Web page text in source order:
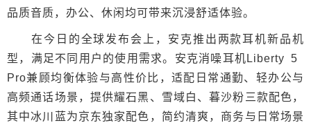
品质音质，办公、休闲均可带来沉浸舒适体验。
在今日的全球发布会上，安克推出两款耳机新品机
型，满足不同用户的使用需求。安克消噪耳机Liberty 5
Pro兼顾均衡体验与高性价比，适配日常通勤、轻办公与
高频通话场景，提供耀石黑、雪域白、暮沙粉三款配色，
其中冰川蓝为京东独家配色，简约清爽，商务与日常场景